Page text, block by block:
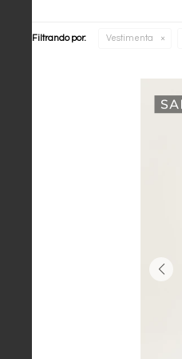
Filtrando por: Vestimenta